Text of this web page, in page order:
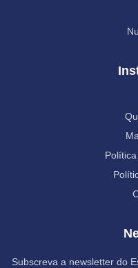
Subscreva a newsletter do